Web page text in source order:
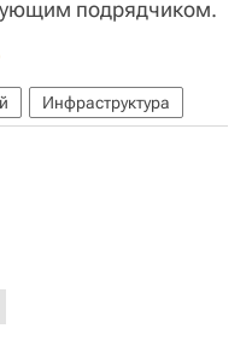
подрядчиком.
Инфраструктура